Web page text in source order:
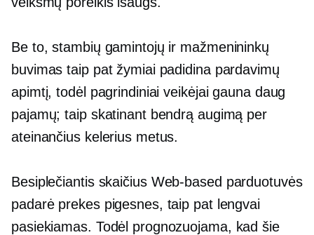
Be to, stambių gamintojų ir mažmenininkų
buvimas taip pat žymiai padidina pardavimų
apimtį, todėl pagrindiniai veikėjai gauna daug
pajamų; taip skatinant bendrą augimą per
ateinančius kelerius metus.
Besiplečiantis skaičius Web-based parduotuvės
padarė prekes pigesnes, taip pat lengvai
pasiekiamas. Todėl prognozuojama, kad šie